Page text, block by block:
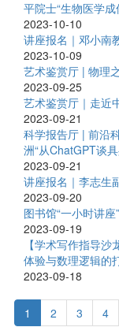
平院士“生物医学
2023-10-10
讲座报名｜邓小南
2023-10-09
艺术鉴赏厅 | 物理
2023-09-25
艺术鉴赏厅｜走近
2023-09-21
科学报告厅 | 前沿
洲“从ChatGPT谈
2023-09-21
讲座报名｜李志生
2023-09-20
图书馆“一小时讲
2023-09-19
【学术写作指导
体验与数理逻辑的
2023-09-18
1 2 3 4